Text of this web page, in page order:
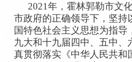
2021年，霍林郭勒市文
市政府的正确领导下，坚持
国特色社会主义思想为指导
九大和十九届四中、五中、
真贯彻落实《中华人民共和